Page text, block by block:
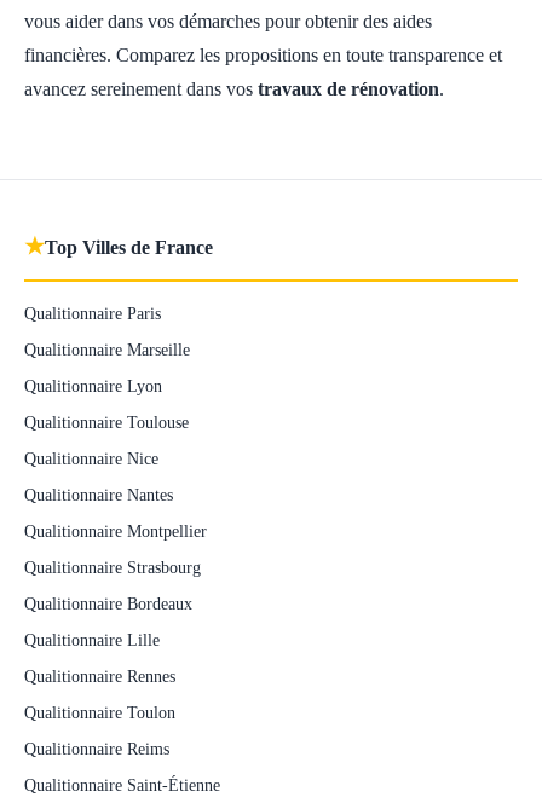
vous aider dans vos démarches pour obtenir des aides
financières. Comparez les propositions en toute transparence et
avancez sereinement dans vos travaux de rénovation.
★Top Villes de France
Qualitionnaire Paris
Qualitionnaire Marseille
Qualitionnaire Lyon
Qualitionnaire Toulouse
Qualitionnaire Nice
Qualitionnaire Nantes
Qualitionnaire Montpellier
Qualitionnaire Strasbourg
Qualitionnaire Bordeaux
Qualitionnaire Lille
Qualitionnaire Rennes
Qualitionnaire Toulon
Qualitionnaire Reims
Qualitionnaire Saint-Étienne